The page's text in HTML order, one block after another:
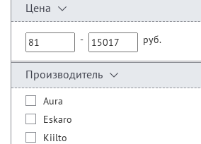
Цена
- руб.
Производитель
Aura
Eskaro
Kiilto